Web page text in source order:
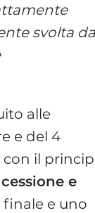
svolta
alle
e del 4
con il
e
finale e uno